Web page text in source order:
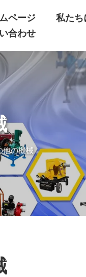
ページ 私たち
合わせ
他の機械